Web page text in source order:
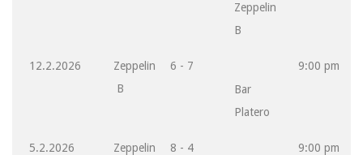
Zeppelin
B
12.2.2026
Zeppelin
B
6 - 7
Bar
Platero
9:00 pm
5.2.2026
Zeppelin
8 - 4
9:00 pm